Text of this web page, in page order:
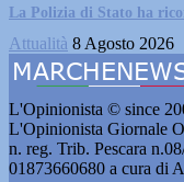
La Polizia di Stato ha
Attualità 8 Agosto 2026
L'Opinionista © since
L'Opinionista Giornale
n. reg. Trib. Pescara
01873660680 a cura di